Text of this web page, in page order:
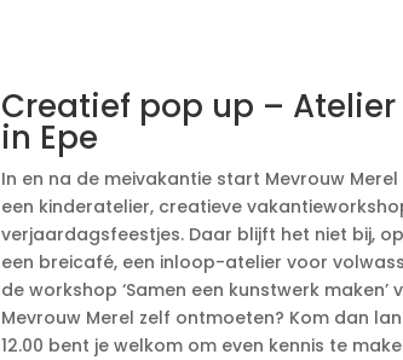
Creatief pop up –
in Epe
In en na de meivakantie start Mevrouw
een kinderatelier, creatieve
verjaardagsfeestjes. Daar blijft het niet bij,
een breicafé, een inloop-atelier voor
de workshop ‘Samen een kunstwerk
Mevrouw Merel zelf ontmoeten? Kom dan
12.00 bent je welkom om even kennis te